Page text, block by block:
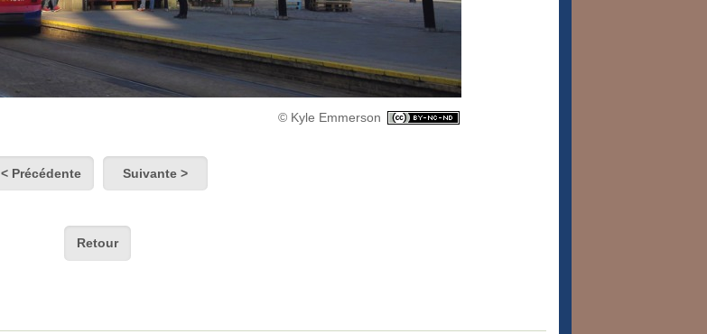
© Kyle Emmerson
< Précédente Suivante >
Retour